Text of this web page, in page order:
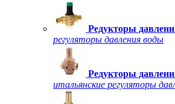
Редукторы
регуляторы давления воды
Редукторы
итальянские регуляторы